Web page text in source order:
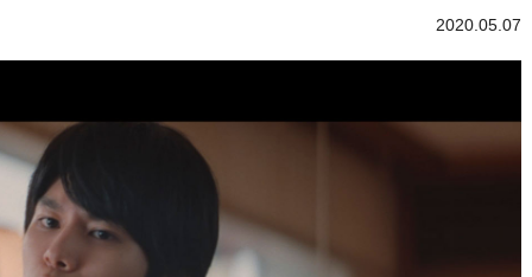
2020.05.07